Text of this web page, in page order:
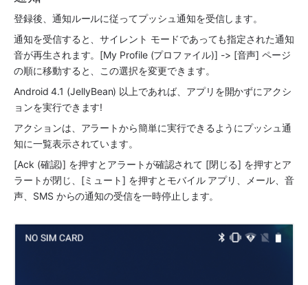
登録後、通知ルールに従ってプッシュ通知を受信します。
通知を受信すると、サイレント モードであっても指定された通知
音が再生されます。[My Profile (プロファイル)] -> [音声] ページ
の順に移動すると、この選択を変更できます。
Android 4.1 (JellyBean) 以上であれば、アプリを開かずにアクシ
ョンを実行できます!
アクションは、アラートから簡単に実行できるようにプッシュ通
知に一覧表示されています。
[Ack (確認)] を押すとアラートが確認されて [閉じる] を押すとア
ラートが閉じ、[ミュート] を押すとモバイル アプリ、メール、音
声、SMS からの通知の受信を一時停止します。